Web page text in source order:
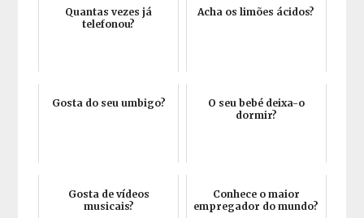
Quantas vezes já
telefonou?
Acha os limões ácidos?
Gosta do seu umbigo?
O seu bebé deixa-o
dormir?
Gosta de vídeos
musicais?
Conhece o maior
empregador do mundo?